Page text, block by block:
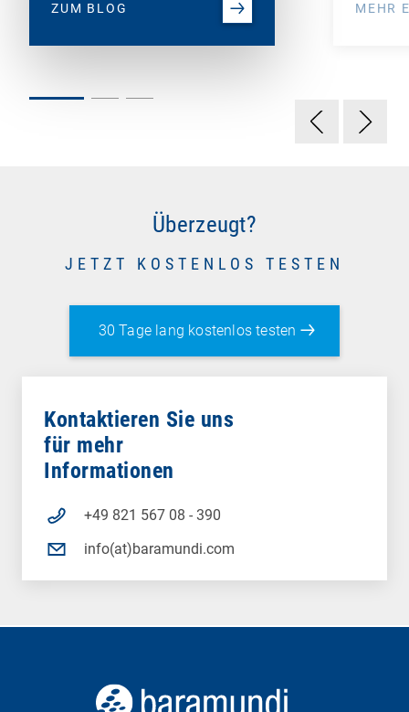
ZUM BLOG MEHR
Überzeugt?
JETZT KOSTENLOS TESTEN
30 Tage lang kostenlos testen
Kontaktieren Sie uns
für mehr
Informationen
+49 821 567 08 - 390
info(at)baramundi.com